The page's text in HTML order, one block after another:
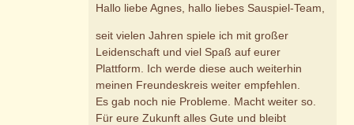
Hallo liebe Agnes, hallo liebes Sauspiel-Team,
seit vielen Jahren spiele ich mit großer
Leidenschaft und viel Spaß auf eurer
Plattform. Ich werde diese auch weiterhin
meinen Freundeskreis weiter empfehlen.
Es gab noch nie Probleme. Macht weiter so.
Für eure Zukunft alles Gute und bleibt